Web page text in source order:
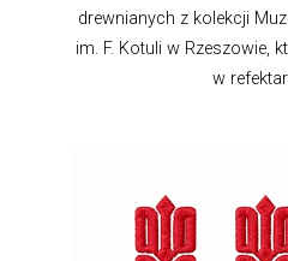
drewnianych z kolekcji
im. F. Kotuli w Rzeszowie,
w